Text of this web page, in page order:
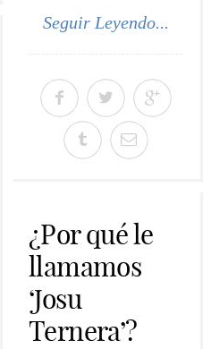
Seguir Leyendo...
¿Por qué le
llamamos
‘Josu
Ternera’?